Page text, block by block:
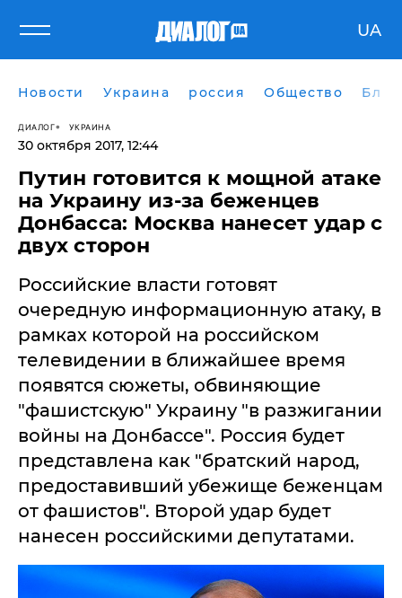
UA
Новости Украина россия Общество
ДИАЛОГ УКРАИНА
30 октября 2017, 12:44
Путин готовится к мощной атаке
на Украину из-за беженцев
Донбасса: Москва нанесет удар с
двух сторон
​Российские власти готовят
очередную информационную атаку, в
рамках которой на российском
телевидении в ближайшее время
появятся сюжеты, обвиняющие
"фашистскую" Украину "в разжигании
войны на Донбассе". Россия будет
представлена как "братский народ,
предоставивший убежище беженцам
от фашистов". Второй удар будет
нанесен российскими депутатами.